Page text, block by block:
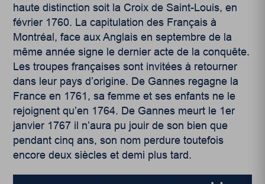
haute distinction soit la Croix de Saint-Louis, en
février 1760. La capitulation des Français à
Montréal, face aux Anglais en septembre de la
même année signe le dernier acte de la conquête.
Les troupes françaises sont invitées à retourner
dans leur pays d’origine. De Gannes regagne la
France en 1761, sa femme et ses enfants ne le
rejoignent qu’en 1764. De Gannes meurt le 1er
janvier 1767 il n’aura pu jouir de son bien que
pendant cinq ans, son nom perdure toutefois
encore deux siècles et demi plus tard.